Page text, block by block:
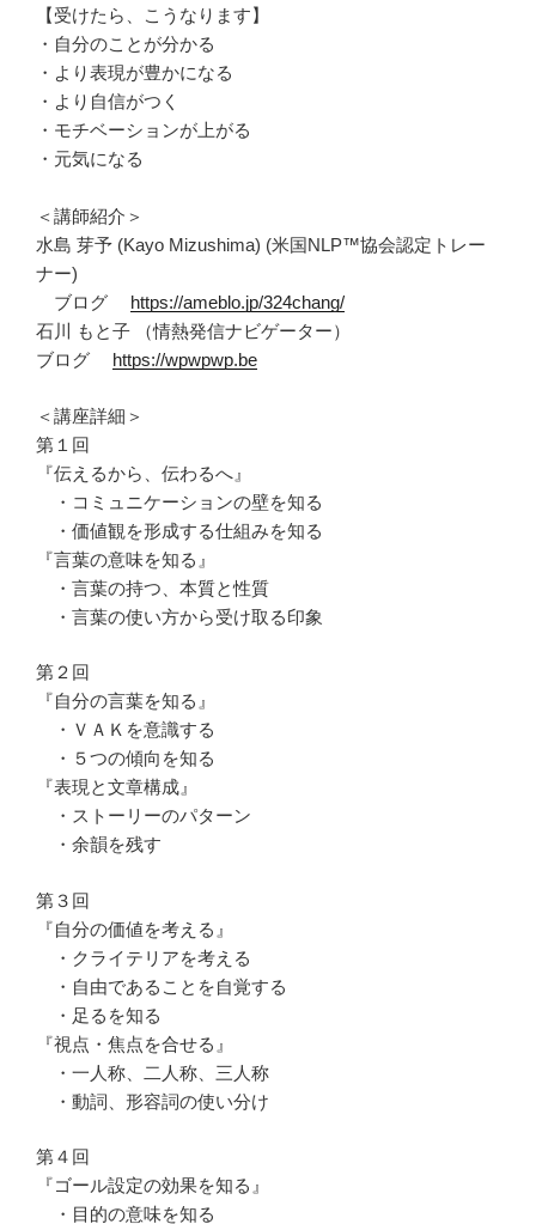
【受けたら、こうなります】
・自分のことが分かる
・より表現が豊かになる
・より自信がつく
・モチベーションが上がる
・元気になる
＜講師紹介＞
水島 芽予 (Kayo Mizushima) (米国NLP™協会認定トレー
ナー)
ブログ https://ameblo.jp/324chang/
石川 もと子 （情熱発信ナビゲーター）
ブログ https://wpwpwp.be
＜講座詳細＞
第１回
『伝えるから、伝わるへ』
・コミュニケーションの壁を知る
・価値観を形成する仕組みを知る
『言葉の意味を知る』
・言葉の持つ、本質と性質
・言葉の使い方から受け取る印象
第２回
『自分の言葉を知る』
・ＶＡＫを意識する
・５つの傾向を知る
『表現と文章構成』
・ストーリーのパターン
・余韻を残す
第３回
『自分の価値を考える』
・クライテリアを考える
・自由であることを自覚する
・足るを知る
『視点・焦点を合せる』
・一人称、二人称、三人称
・動詞、形容詞の使い分け
第４回
『ゴール設定の効果を知る』
・目的の意味を知る